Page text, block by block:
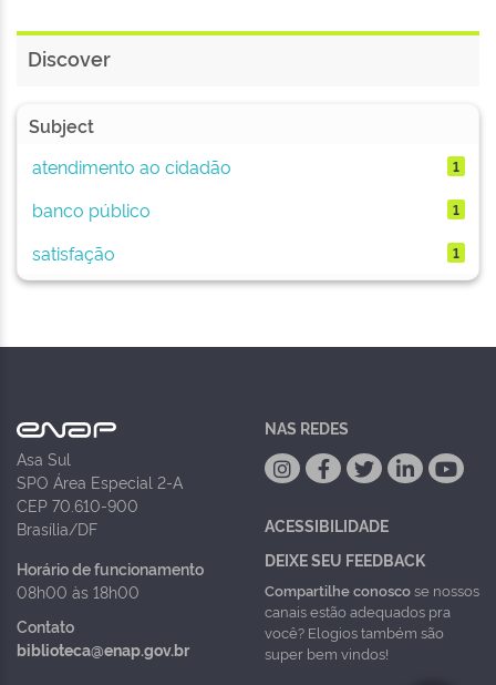
Discover
Subject
atendimento ao cidadão
1
banco público 1
satisfação 1
Asa Sul
SPO Área Especial 2-A
CEP 70.610-900
Brasília/DF
Horário de funcionamento
08h00 às 18h00
Contato
biblioteca@enap.gov.br
NAS REDES
ACESSIBILIDADE
DEIXE SEU FEEDBACK
Compartilhe conoscose nossos
canais estão adequados pra
você? Elogios também são
super bem vindos!